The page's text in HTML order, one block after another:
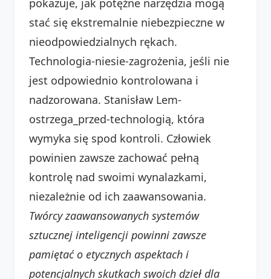
stać się ekstremalnie niebezpieczne w
nieodpowiedzialnych rękach.
Technologia-niesie-zagrożenia, jeśli nie
jest odpowiednio kontrolowana i
nadzorowana. Stanisław Lem-
ostrzega_przed-technologią, która
wymyka się spod kontroli. Człowiek
powinien zawsze zachować pełną
kontrolę nad swoimi wynalazkami,
niezależnie od ich zaawansowania.
Twórcy zaawansowanych systemów
sztucznej inteligencji powinni zawsze
pamiętać o etycznych aspektach i
potencjalnych skutkach swoich dzieł dla